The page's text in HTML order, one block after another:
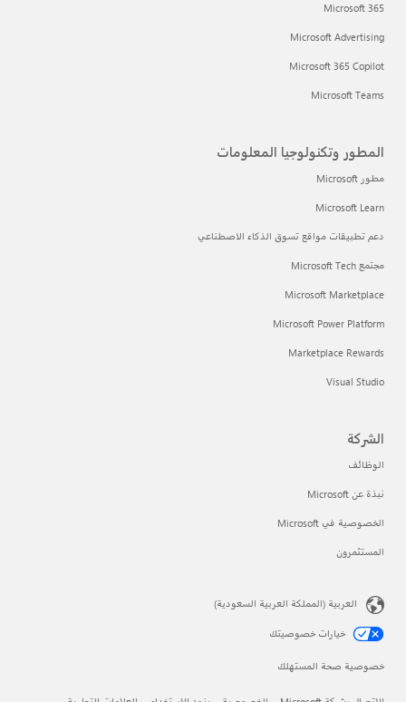
Microsoft 365
Microsoft Advertising
Microsoft 365 Copilot
Microsoft Teams
المطور وتكنولوجيا المعلومات
مطور Microsoft
Microsoft Learn
دعم تطبيقات مواقع تسوق الذكاء الاصطناعي
مجتمع Microsoft Tech
Microsoft Marketplace
Microsoft Power Platform
Marketplace Rewards
Visual Studio
الشركة
الوظائف
نبذة عن Microsoft
الخصوصية في Microsoft
المستثمرون
العربية (المملكة العربية السعودية)
خيارات خصوصيتك
خصوصية صحة المستهلك